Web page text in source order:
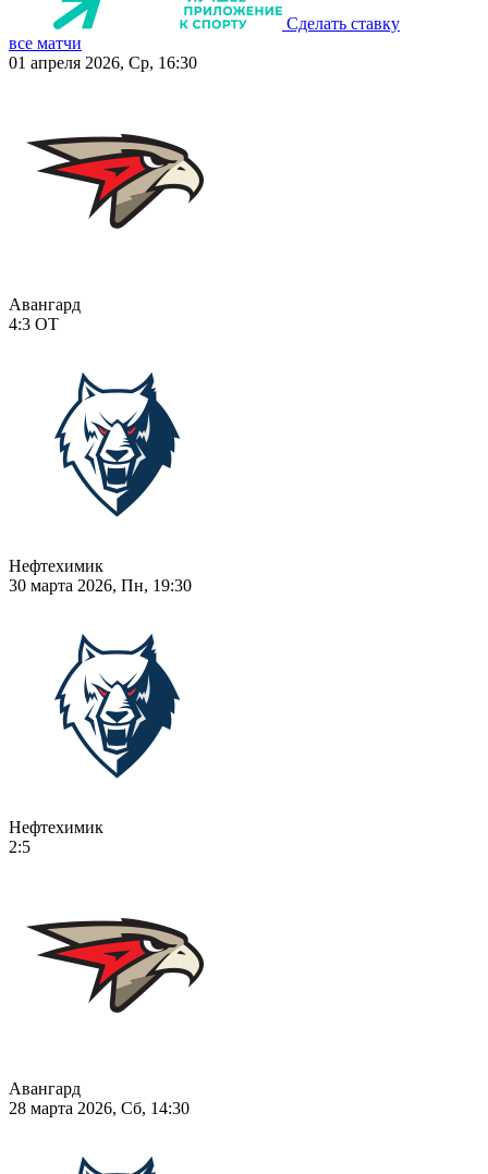
Сделать ставку
все матчи
01 апреля 2026, Ср, 16:30
Авангард
4:3 ОТ
Нефтехимик
30 марта 2026, Пн, 19:30
Нефтехимик
2:5
Авангард
28 марта 2026, Сб, 14:30